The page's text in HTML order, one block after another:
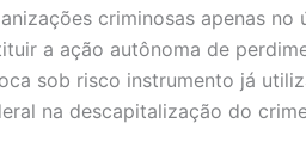
criminosas apenas no
a ação autônoma de
sob risco instrumento já
na descapitalização do